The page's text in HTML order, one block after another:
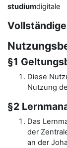
studiumdigitale
§1
Diese
Nutzung
§2
Das
der
an der